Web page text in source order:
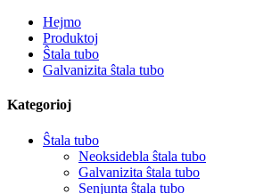
Hejmo
Produktoj
Ŝtala tubo
Galvanizita ŝtala tubo
Kategorioj
Ŝtala tubo
Neoksidebla ŝtala tubo
Galvanizita ŝtala tubo
Senjunta ŝtala tubo